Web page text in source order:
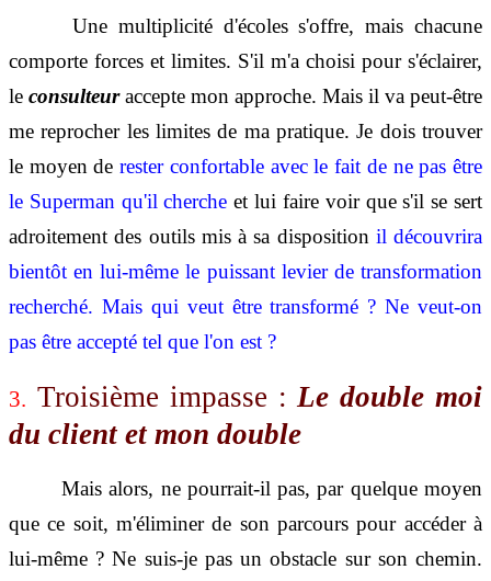
Une multiplicité d'écoles s'offre, mais chacune
comporte forces et limites. S'il m'a choisi pour s'éclairer,
le consulteuraccepte mon approche. Mais il va peut-être
me reprocher les limites de ma pratique. Je dois trouver
le moyen derester confortable avec le fait de ne pas être
le Superman qu'il cherche et lui faire voir que s'il se sert
adroitement des outils mis à sa disposition il découvrira
bientôt en lui-même le puissant levier de transformation
recherché. Mais qui veut être transformé ? Ne veut-on
pas être accepté tel que l'on est ?
3. Troisième impasse :Le double moi
du client et mon double
Mais alors, ne pourrait-il pas, par quelque moyen
que ce soit, m'éliminer de son parcours pour accéder à
lui-même ? Ne suis-je pas un obstacle sur son chemin.